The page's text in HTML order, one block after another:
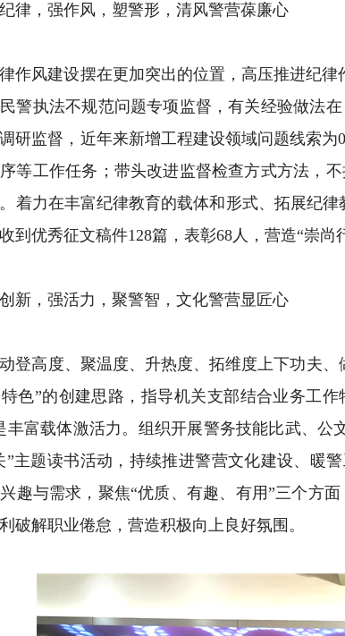
，强作风，塑警形，清风警营葆廉心
风建设摆在更加突出的位置，高压推进纪律
警执法不规范问题专项监督，有关经验做法
研监督，近年来新增工程建设领域问题线索
等工作任务；带头改进监督检查方式方法，
着力在丰富纪律教育的载体和形式、拓展纪
到优秀征文稿件128篇，表彰68人，营造“崇尚
，强活力，聚警智，文化警营显匠心
高度、聚温度、升热度、拓维度上下功夫、
色”的创建思路，指导机关支部结合业务工
丰富载体激活力。组织开展警务技能比武、
”主题读书活动，持续推进警营文化建设、暖
趣与需求，聚焦“优质、有趣、有用”三个方
破解职业倦怠，营造积极向上良好氛围。